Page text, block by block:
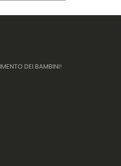
DEI BAMBINI!